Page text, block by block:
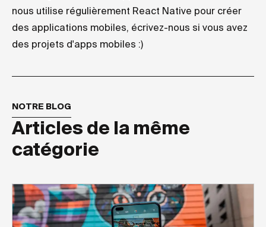
nous utilise régulièrement React Native pour créer
des applications mobiles, écrivez-nous si vous avez
des projets d'apps mobiles :)
Articles de la même
catégorie
NOTRE BLOG